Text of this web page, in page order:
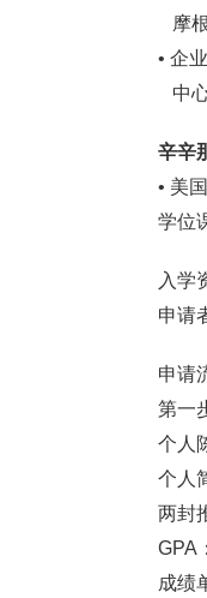
摩
• 企
中
辛辛
• 美
学位
入学
申请
申请
第一
个人
个人
两封
GPA
成绩